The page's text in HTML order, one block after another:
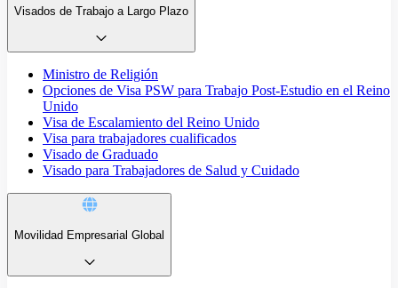
Visados de Trabajo a Largo Plazo
Ministro de Religión
Opciones de Visa PSW para Trabajo Post-Estudio en el Reino
Unido
Visa de Escalamiento del Reino Unido
Visa para trabajadores cualificados
Visado de Graduado
Visado para Trabajadores de Salud y Cuidado
Movilidad Empresarial Global